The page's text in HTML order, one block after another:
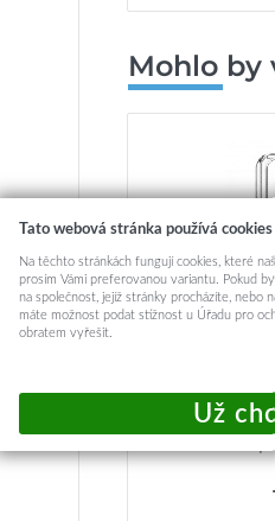
Mohlo by
Zadní kryt
Tato webová stránka používá cookies
Na těchto stránkách fungují cookies, které
prosím Vámi preferovanou variantu. Pokud
na společnost, jejíž stránky procházíte, nebo
máte možnost podat stížnost u Úřadu pro
obratem vyřešit.